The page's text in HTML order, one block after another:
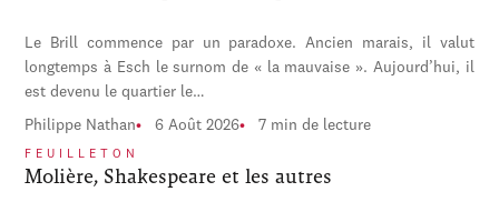
Le Brill commence par un paradoxe. Ancien marais, il valut
longtemps à Esch le surnom de « la mauvaise ». Aujourd’hui, il
est devenu le quartier le…
Philippe Nathan 6 Août 2026 7 min de lecture
FEUILLETON
Molière, Shakespeare et les autres